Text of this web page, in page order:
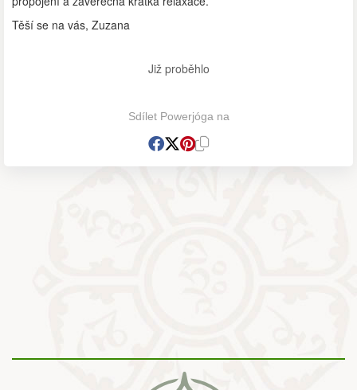
Těší se na vás, Zuzana
Již proběhlo
Sdílet Powerjóga na